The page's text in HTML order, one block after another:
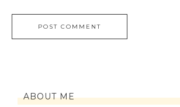
ABOUT ME